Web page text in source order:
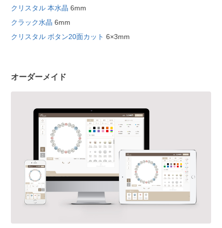
クリスタル 本水晶 6mm
クラック水晶 6mm
クリスタル ボタン20面カット 6×3mm
オーダーメイド